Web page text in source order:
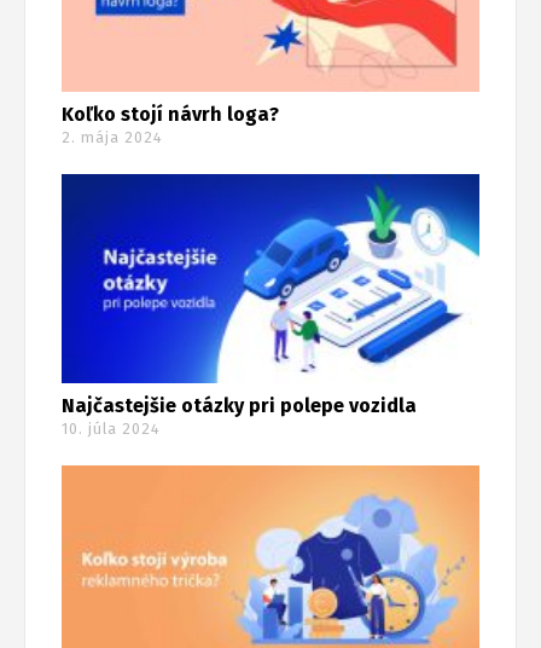
Koľko stojí návrh loga?
2. mája 2024
Najčastejšie otázky pri polepe vozidla
10. júla 2024